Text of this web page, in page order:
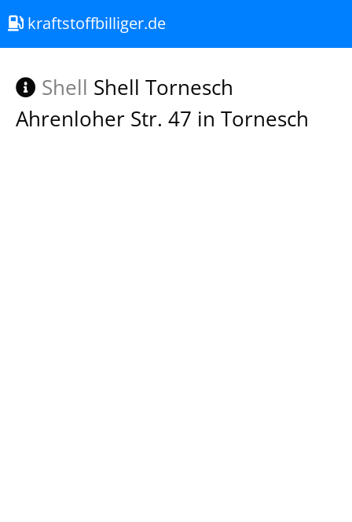
kraftstoffbilliger.de
Shell Shell Tornesch
Ahrenloher Str. 47 in Tornesch